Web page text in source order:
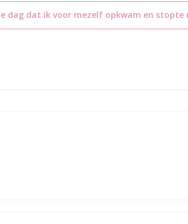
dag dat ik voor mezelf opkwam en stopte